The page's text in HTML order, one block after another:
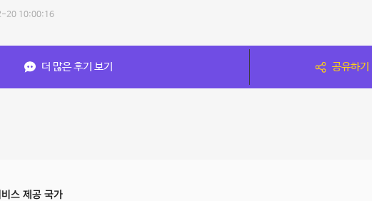
20 10:00:16
더 많은 후기 보기 공유하기
스 제공 국가